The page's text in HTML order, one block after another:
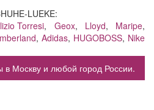
LUEKE:
Torresi, Geox, Lloyd, Maripe,
, Adidas, HUGOBOSS, Nike
в Москву и любой город России.